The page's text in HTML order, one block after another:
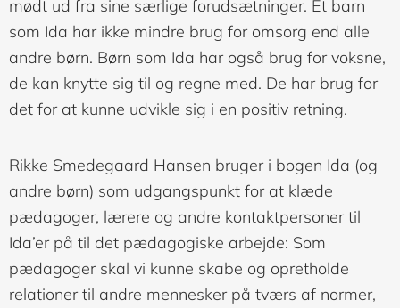
mødt ud fra sine særlige forudsætninger. Et barn
som Ida har ikke mindre brug for omsorg end alle
andre børn. Børn som Ida har også brug for voksne,
de kan knytte sig til og regne med. De har brug for
det for at kunne udvikle sig i en positiv retning.
Rikke Smedegaard Hansen bruger i bogen Ida (og
andre børn) som udgangspunkt for at klæde
pædagoger, lærere og andre kontaktpersoner til
Ida’er på til det pædagogiske arbejde: Som
pædagoger skal vi kunne skabe og opretholde
relationer til andre mennesker på tværs af normer,